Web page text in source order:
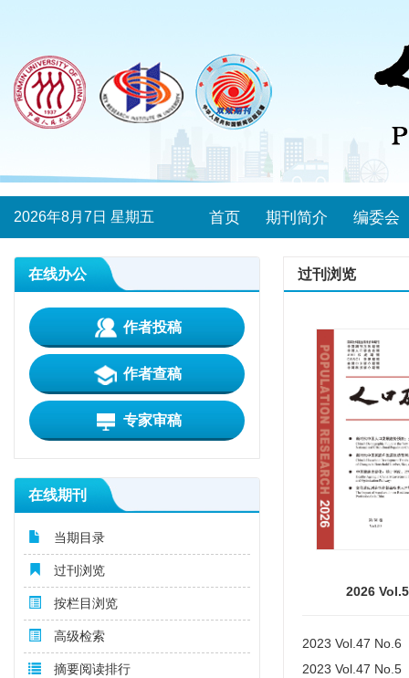
2026年8月7日 星期五 首页 期刊简介 编委会
在线办公
作者投稿
作者查稿
专家审稿
在线期刊
当期目录
过刊浏览
按栏目浏览
高级检索
摘要阅读排行
过刊浏览
2026
2023 Vol.47
2023 Vol.47